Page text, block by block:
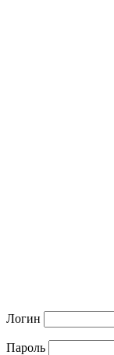
Логин
Пароль